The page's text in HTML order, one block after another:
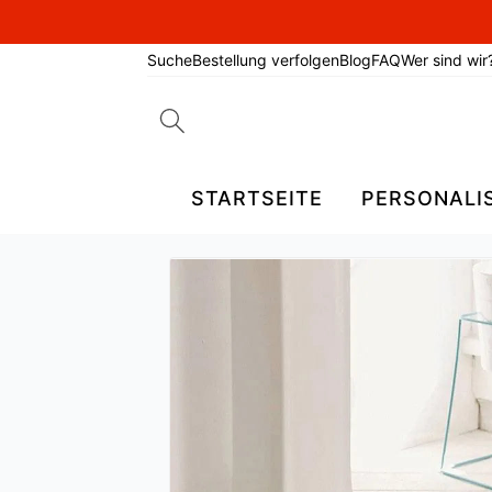
SucheBestellung verfolgenBlogFAQWer sind
STARTSEITE